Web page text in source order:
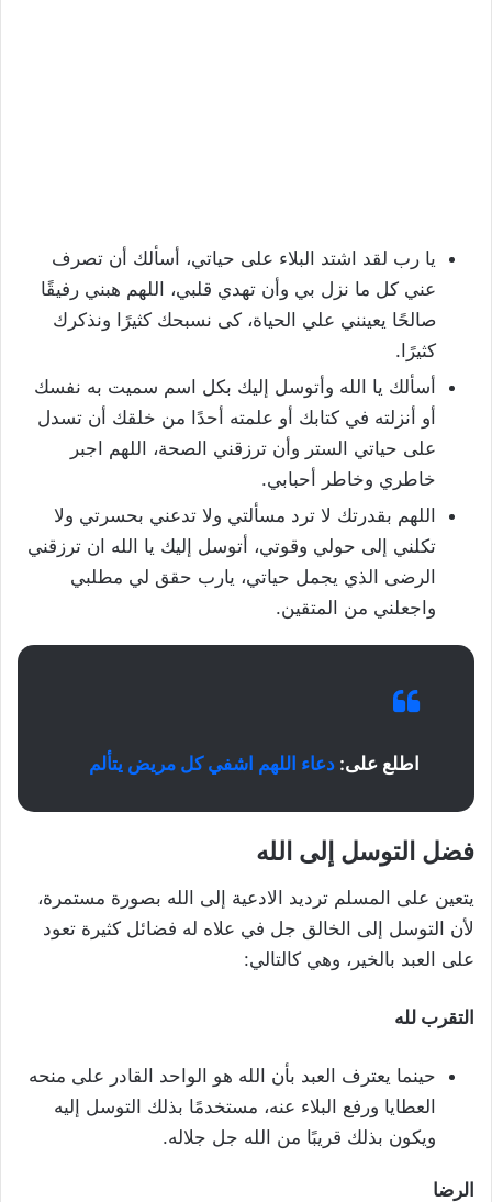
يا رب لقد اشتد البلاء على حياتي، أسألك أن تصرف
عني كل ما نزل بي وأن تهدي قلبي، اللهم هبني رفيقًا
صالحًا يعينني علي الحياة، كى نسبحك كثيرًا ونذكرك
كثيرًا.
أسألك يا الله وأتوسل إليك بكل اسم سميت به نفسك
أو أنزلته في كتابك أو علمته أحدًا من خلقك أن تسدل
على حياتي الستر وأن ترزقني الصحة، اللهم اجبر
خاطري وخاطر أحبابي.
اللهم بقدرتك لا ترد مسألتي ولا تدعني بحسرتي ولا
تكلني إلى حولي وقوتي، أتوسل إليك يا الله ان ترزقني
الرضى الذي يجمل حياتي، يارب حقق لي مطلبي
واجعلني من المتقين.
اطلع على: دعاء اللهم اشفي كل مريض يتألم
فضل التوسل إلى الله
يتعين على المسلم ترديد الادعية إلى الله بصورة مستمرة،
لأن التوسل إلى الخالق جل في علاه له فضائل كثيرة تعود
على العبد بالخير، وهي كالتالي:
التقرب لله
حينما يعترف العبد بأن الله هو الواحد القادر على منحه
العطايا ورفع البلاء عنه، مستخدمًا بذلك التوسل إليه
ويكون بذلك قريبًا من الله جل جلاله.
الرضا